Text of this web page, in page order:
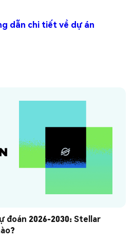
dẫn chi tiết về dự án
đoán 2026-2030: Stellar